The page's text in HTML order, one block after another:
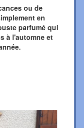
ou de
en
parfumé qui
à l'automne et